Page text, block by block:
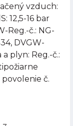
vzduch:
12,5-16 bar
Reg.-č.: NG-
DVGW-
a plyn: Reg.-č.:
č.